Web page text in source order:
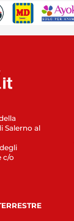
Salerno al
c/o